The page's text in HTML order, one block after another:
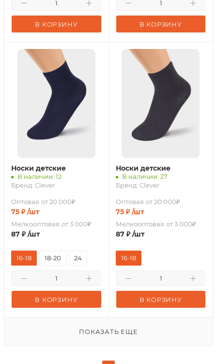
В КОРЗИНУ В КОРЗИНУ
Носки детские
В наличии: 12
Бренд: Clever
Оптовая от 20 000₽
75 ₽ /шт
Мелкооптовая от 3 000₽
87 ₽ /шт
В КОРЗИНУ
16-18 18-20 24
Носки детские
В наличии: 27
Бренд: Clever
Оптовая от 20 000₽
75₽ /шт
Мелкооптовая от 3 000₽
87₽ /шт
В КОРЗИНУ
16-18
ПОКАЗАТЬ ЕЩЕ